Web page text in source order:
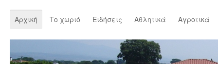
Αρχική Το χωριό Ειδήσεις Αθλητικά Αγροτικά